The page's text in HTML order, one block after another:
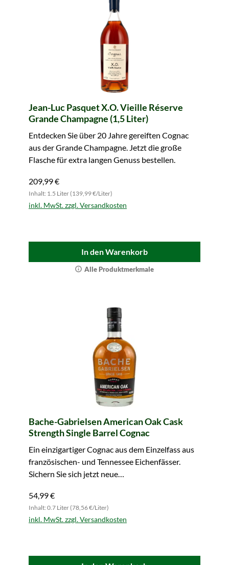
Jean-Luc Pasquet X.O. Vieille Réserve
Grande Champagne (1,5 Liter)
Entdecken Sie über 20 Jahre gereiften Cognac
aus der Grande Champagne. Jetzt die große
Flasche für extra langen Genuss bestellen.
209,99 €
Inhalt: 1.5 Liter (139,99 €/Liter)
inkl. MwSt. zzgl. Versandkosten
In den Warenkorb
Alle Produktmerkmale
Bache-Gabrielsen American Oak Cask
Strength Single Barrel Cognac
Ein einzigartiger Cognac aus dem Einzelfass aus
französischen- und Tennessee Eichenfässer.
Sichern Sie sich jetzt neue
54,99 €
Inhalt: 0.7 Liter (78,56 €/Liter)
inkl. MwSt. zzgl. Versandkosten